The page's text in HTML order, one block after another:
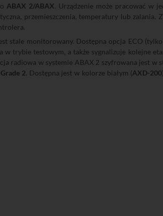
ABAX 2/ABAX. Urządzenie może pracować w
przemieszczenia, temperatury lub zalania.
stale monitorowany. Dostępna opcja ECO
trybie testowym, a także sygnalizuje kolejne
radiowa w systemie ABAX 2 szyfrowana jest w
2. Dostępna jest w kolorze białym (AXD-200